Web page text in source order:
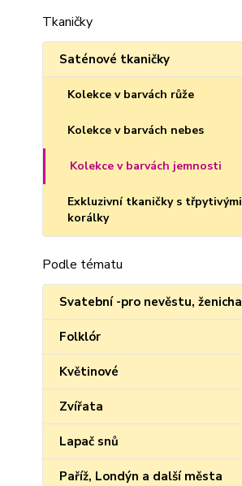
Tkaničky
Saténové tkaničky
Kolekce v barvách růže
Kolekce v barvách nebes
Kolekce v barvách jemnosti
Exkluzivní tkaničky s třpytivými
korálky
Podle tématu
Svatební -pro nevěstu, ženicha
Folklór
Květinové
Zvířata
Lapač snů
Paříž, Londýn a další města